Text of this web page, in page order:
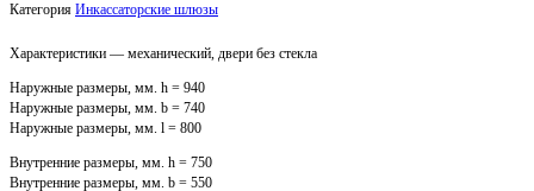
Категория Инкассаторские шлюзы
Характеристики — механический, двери без стекла
Наружные размеры, мм. h = 940
Наружные размеры, мм. b = 740
Наружные размеры, мм. l = 800
Внутренние размеры, мм. h = 750
Внутренние размеры, мм. b = 550